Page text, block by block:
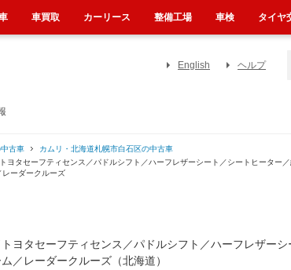
English ヘルプ
古車
カムリ・北海道札幌市白石区の中古車
タセーフティセンス／パドルシフト／ハーフレザーシート／シートヒーター／
レーダークルーズ
タセーフティセンス／パドルシフト／ハーフレザー
／レーダークルーズ（北海道）
車買取 カーリース 整備工場 車検 タイヤ